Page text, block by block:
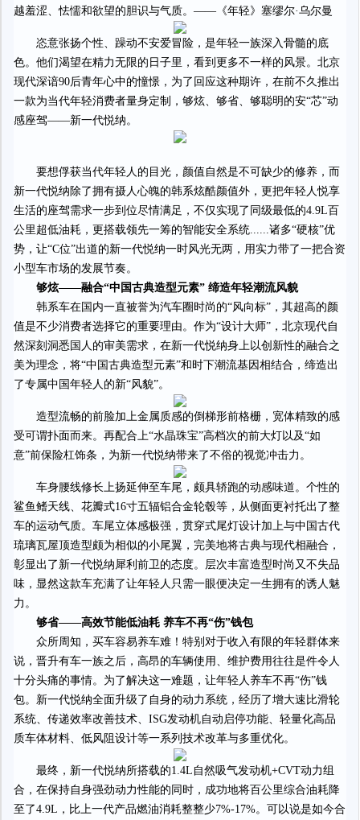
越羞涩、怯懦和欲望的胆识与气质。——《年轻》塞缪尔·乌尔曼
恣意张扬个性、躁动不安爱冒险，是年轻一族深入骨髓的底
色。他们渴望在精力无限的日子里，看到更多不一样的风景。北京
现代深谙90后青年心中的憧憬，为了回应这种期许，在前不久推出
一款为当代年轻消费者量身定制，够炫、够省、够聪明的安“芯”动
感座驾——新一代悦纳。
要想俘获当代年轻人的目光，颜值自然是不可缺少的修养，而
新一代悦纳除了拥有摄人心魄的韩系炫酷颜值外，更把年轻人悦享
生活的座驾需求一步到位尽情满足，不仅实现了同级最低的4.9L百
公里超低油耗，更搭载领先一筹的智能安全系统......诸多“硬核”优
势，让“C位”出道的新一代悦纳一时风光无两，用实力带了一把合资
小型车市场的发展节奏。
够炫——融合“中国古典造型元素” 缔造年轻潮流风貌
韩系车在国内一直被誉为汽车圈时尚的“风向标”，其超高的颜
值是不少消费者选择它的重要理由。作为“设计大师”，北京现代自
然深刻洞悉国人的审美需求，在新一代悦纳身上以创新性的融合之
美为理念，将“中国古典造型元素”和时下潮流基因相结合，缔造出
了专属中国年轻人的新“风貌”。
造型流畅的前脸加上金属质感的倒梯形前格栅，宽体精致的感
受可谓扑面而来。再配合上“水晶珠宝”高档次的前大灯以及“如
意”前保险杠饰条，为新一代悦纳带来了不俗的视觉冲击力。
车身腰线修长上扬延伸至车尾，颇具轿跑的动感味道。个性的
鲨鱼鳍天线、花瓣式16寸五辐铝合金轮毂等，从侧面更衬托出了整
车的运动气质。车尾立体感极强，贯穿式尾灯设计加上与中国古代
琉璃瓦屋顶造型颇为相似的小尾翼，完美地将古典与现代相融合，
彰显出了新一代悦纳犀利前卫的态度。层次丰富造型时尚又不失品
味，显然这款车充满了让年轻人只需一眼便决定一生拥有的诱人魅
力。
够省——高效节能低油耗 养车不再“伤”钱包
众所周知，买车容易养车难！特别对于收入有限的年轻群体来
说，晋升有车一族之后，高昂的车辆使用、维护费用往往是件令人
十分头痛的事情。为了解决这一难题，让年轻人养车不再“伤”钱
包。新一代悦纳全面升级了自身的动力系统，经历了增大速比滑轮
系统、传递效率改善技术、ISG发动机自动启停功能、轻量化高品
质车体材料、低风阻设计等一系列技术改革与多重优化。
最终，新一代悦纳所搭载的1.4L自然吸气发动机+CVT动力组
合，在保持自身强劲动力性能的同时，成功地将百公里综合油耗降
至了4.9L，比上一代产品燃油消耗整整少7%-17%。可以说是如今合